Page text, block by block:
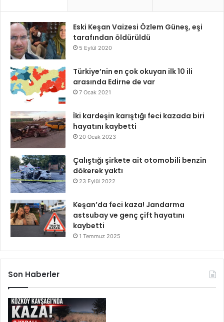
Eski Keşan Vaizesi Özlem Güneş, eşi
tarafından öldürüldü
5 Eylül 2020
Türkiye’nin en çok okuyan ilk 10 ili
arasında Edirne de var
7 Ocak 2021
İki kardeşin karıştığı feci kazada biri
hayatını kaybetti
20 Ocak 2023
Çalıştığı şirkete ait otomobili benzin
dökerek yaktı
23 Eylül 2022
Keşan’da feci kaza! Jandarma
astsubay ve genç çift hayatını
kaybetti
1 Temmuz 2025
Son Haberler